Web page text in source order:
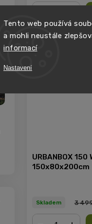
Tento web používá
a mohli neustále
informací
Nastavení
+
−
LETNÍ SKLIZEŇ
URBANBOX 150
150x80x200cm
Skladem 3